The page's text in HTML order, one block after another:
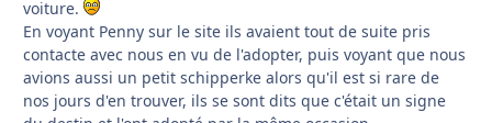
voiture.
En voyant Penny sur le site ils avaient tout de suite pris
contacte avec nous en vu de l'adopter, puis voyant que nous
avions aussi un petit schipperke alors qu'il est si rare de
nos jours d'en trouver, ils se sont dits que c'était un signe